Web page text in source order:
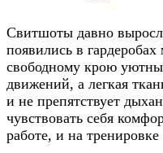
Свитшоты давно
появились в
свободному крою
движений, а легкая
и не препятствует
чувствовать себя
работе, и на тренировке